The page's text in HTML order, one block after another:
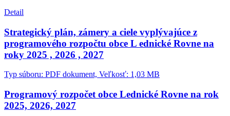
Detail
Strategický plán, zámery a ciele vyplývajúce z
programového rozpočtu obce L ednické Rovne na
roky 2025 , 2026 , 2027
Typ súboru: PDF dokument, Veľkosť: 1,03 MB
Programový rozpočet obce Lednické Rovne na rok
2025, 2026, 2027